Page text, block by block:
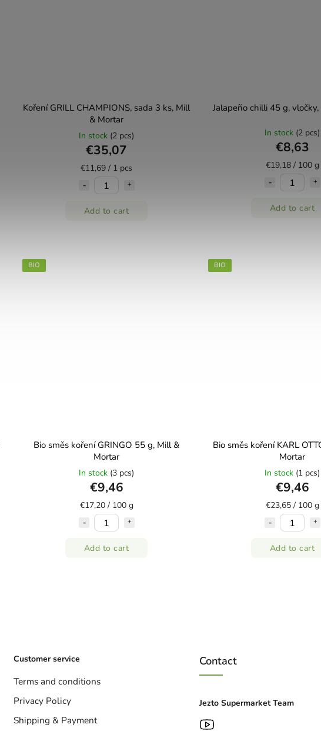
Koření GRILL CHAMPIONS, sada 3 ks, Mill
& Mortar
In stock (2 pcs)
€35,07
€11,69 / 1 pcs
Add to cart
Jalapeño chilli 45 g,
In stock (2 pcs)
€8,63
€19,18 / 100 g
Add to cart
BIO
Bio směs koření GRINGO 55 g, Mill &
Mortar
In stock (3 pcs)
€9,46
€17,20 / 100 g
Add to cart
BIO
Bio směs koření KARL
Mortar
In stock (1 pcs)
€9,46
€23,65 / 100 g
Add to cart
Customer service
Terms and conditions
Privacy Policy
Shipping & Payment
Contact
Jezto Supermarket Team